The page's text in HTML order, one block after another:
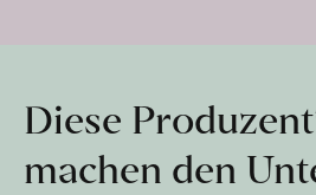
Diese
machen den